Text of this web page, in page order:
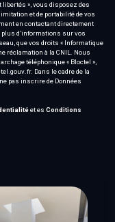
libertés », vous disposez des
et de portabilité de vos
en contactant directement
plus d’informations sur vos
que vos droits « Informatique
réclamation à la CNIL. Nous
téléphonique « Bloctel »,
. Dans le cadre de la
pas inscrire de Données
et es Conditions